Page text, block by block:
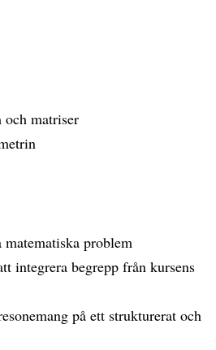
matriser
problem
integrera begrepp från kursens
på ett strukturerat och